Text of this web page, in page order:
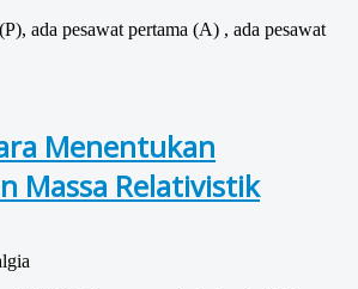
ada pesawat pertama (A) , ada pesawat
Menentukan
Massa Relativistik